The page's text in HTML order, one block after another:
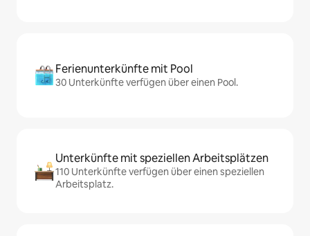
Ferienunterkünfte mit Pool
30 Unterkünfte verfügen über einen Pool.
Unterkünfte mit speziellen Arbeitsplätzen
110 Unterkünfte verfügen über einen speziellen
Arbeitsplatz.